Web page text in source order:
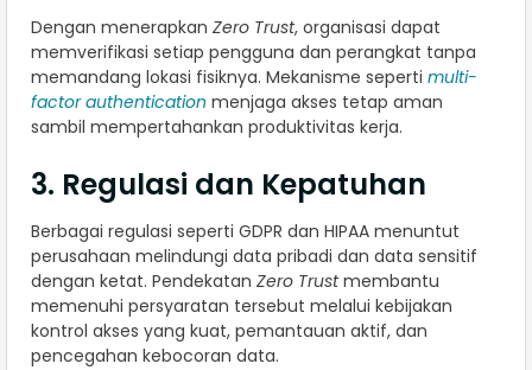
Dengan menerapkan Zero Trust, organisasi dapat
memverifikasi setiap pengguna dan perangkat tanpa
memandang lokasi fisiknya. Mekanisme seperti multi-
factor authentication menjaga akses tetap aman
sambil mempertahankan produktivitas kerja.
3. Regulasi dan Kepatuhan
Berbagai regulasi seperti GDPR dan HIPAA menuntut
perusahaan melindungi data pribadi dan data sensitif
dengan ketat. Pendekatan Zero Trustmembantu
memenuhi persyaratan tersebut melalui kebijakan
kontrol akses yang kuat, pemantauan aktif, dan
pencegahan kebocoran data.